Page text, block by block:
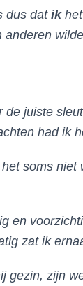
dus dat ikhet
juiste
had ik
soms
en
zat ik
gezin, zijn